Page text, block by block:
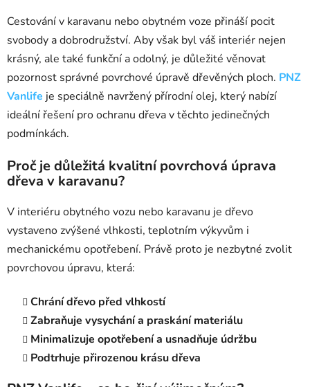
Cestování v karavanu nebo obytném voze přináší pocit
svobody a dobrodružství. Aby však byl váš interiér nejen
krásný, ale také funkční a odolný, je důležité věnovat
pozornost správné povrchové úpravě dřevěných ploch. PNZ
Vanlife je speciálně navržený přírodní olej, který nabízí
ideální řešení pro ochranu dřeva v těchto jedinečných
podmínkách.
Proč je důležitá kvalitní povrchová úprava
dřeva v karavanu?
V interiéru obytného vozu nebo karavanu je dřevo
vystaveno zvýšené vlhkosti, teplotním výkyvům i
mechanickému opotřebení. Právě proto je nezbytné zvolit
povrchovou úpravu, která:
Chrání dřevo před vlhkostí
Zabraňuje vysychání a praskání materiálu
Minimalizuje opotřebení a usnadňuje údržbu
Podtrhuje přirozenou krásu dřeva